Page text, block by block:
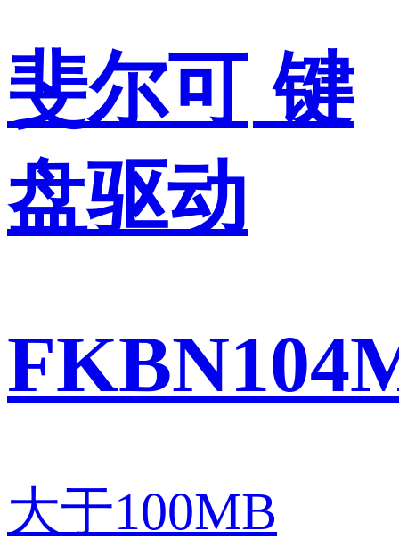
斐尔可 键
盘驱动
大于100MB